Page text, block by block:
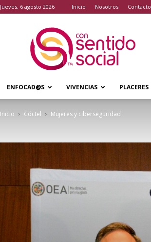
jueves, 6 agosto 2026 Inicio Nosotros Contacto
Sentido
Social
ENFOCAD@S VIVENCIAS PLACERES
Inicio Cóctel Mujeres y ciberseguridad